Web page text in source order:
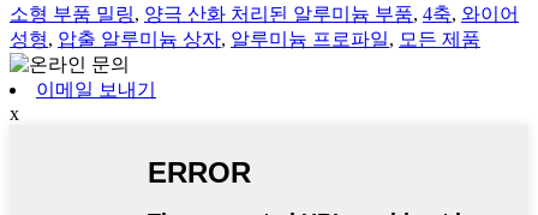
소형 부품 밀링, 양극 산화 처리된 알루미늄 부품, 4축, 와이어
성형, 압출 알루미늄 상자, 알루미늄 프로파일, 모든 제품
이메일 보내기
x